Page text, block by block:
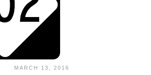
MARCH 13, 2016